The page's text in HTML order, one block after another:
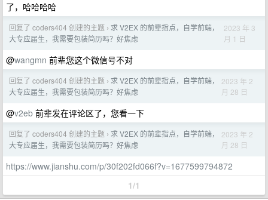
了，哈哈哈哈
回复了 coders404 创建的主题 › 求 V2EX 的前辈指点，自学前端，
大专应届生，我需要包装简历吗？好焦虑
2023 年 3
月 1 日
@wangmn 前辈您这个微信号不对
回复了 coders404 创建的主题 › 求 V2EX 的前辈指点，自学前端，
大专应届生，我需要包装简历吗？好焦虑
2023 年 2
月 28 日
@v2eb 前辈发在评论区了，您看一下
回复了 coders404 创建的主题 › 求 V2EX 的前辈指点，自学前端，
大专应届生，我需要包装简历吗？好焦虑
2023 年 2
月 28 日
https://www.jianshu.com/p/30f202fd066f?v=1677599794872
1/1